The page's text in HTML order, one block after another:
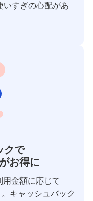
いすぎの心配があ
クで
お得に
金額に応じて
キャッシュバック